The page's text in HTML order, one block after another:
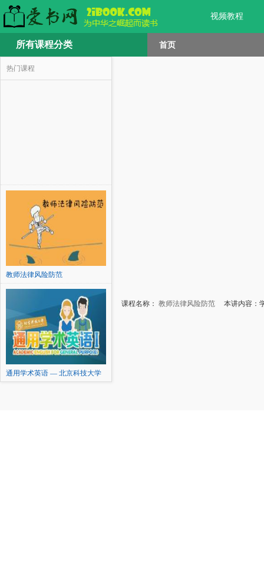
视频教程
所有课程分类 首页
热门课程
教师法律风险防范
通用学术英语 — 北京科技大学
课程名称： 教师法律风险防范 本讲内容：